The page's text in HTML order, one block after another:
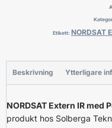
Etikett: NORDSAT
Beskrivning Ytterligare
NORDSAT Extern IR med
produkt hos Solberga